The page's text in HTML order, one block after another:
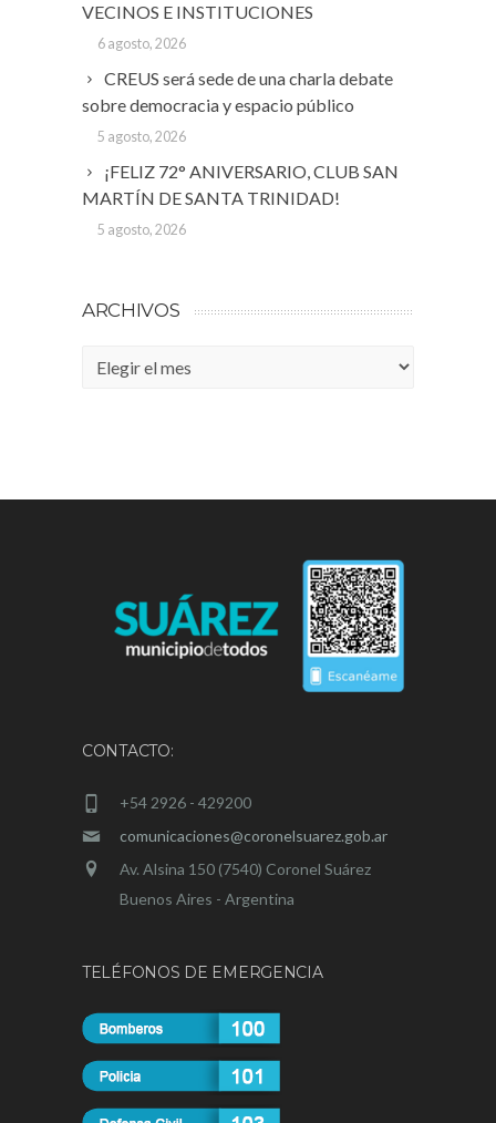
VECINOS E INSTITUCIONES
6 agosto, 2026
CREUS será sede de una charla debate
sobre democracia y espacio público
5 agosto, 2026
¡FELIZ 72° ANIVERSARIO, CLUB SAN
MARTÍN DE SANTA TRINIDAD!
5 agosto, 2026
ARCHIVOS
Archivos
CONTACTO:
+54 2926 - 429200
comunicaciones@coronelsuarez.gob.ar
Av. Alsina 150 (7540) Coronel Suárez
Buenos Aires - Argentina
TELÉFONOS DE EMERGENCIA